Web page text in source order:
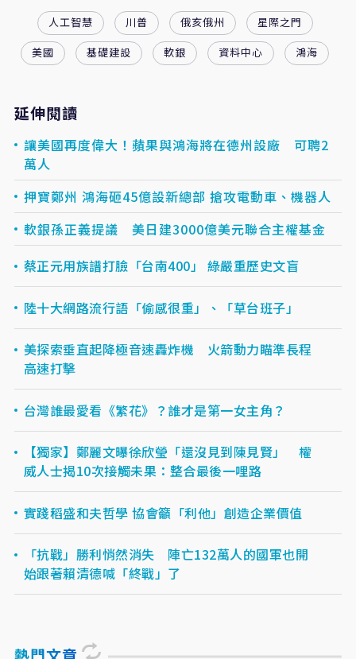
人工智慧 川普 俄亥俄州
星際之門
美國
基礎建設 軟銀 資料中心 鴻海
延伸閱讀
讓美國再度偉大！蘋果與鴻海將在德州設廠 可聘2
萬人
押寶鄭州 鴻海砸45億設新總部 搶攻電動車、機器人
軟銀孫正義提議 美日建3000億美元聯合主權基金
蔡正元用族譜打臉「台南400」 綠嚴重歷史文盲
陸十大網路流行語「偷感很重」、「草台班子」
美探索垂直起降極音速轟炸機 火箭動力瞄準長程
高速打擊
台灣誰最愛看《繁花》？誰才是第一女主角？
【獨家】鄭麗文曝徐欣瑩「還沒見到陳見賢」 權
威人士揭10次接觸未果：整合最後一哩路
實踐稻盛和夫哲學 協會籲「利他」創造企業價值
「抗戰」勝利悄然消失 陣亡132萬人的國軍也開
始跟著賴清德喊「終戰」了